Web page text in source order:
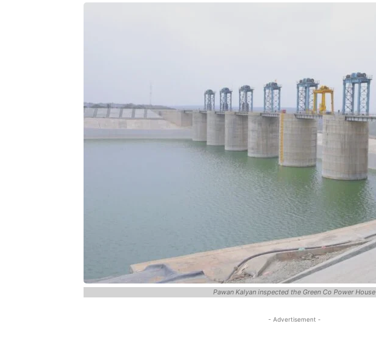
Pawan Kalyan inspected the Green Co Power House
- Advertisement -